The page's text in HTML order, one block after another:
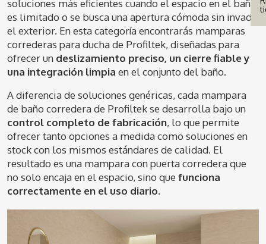
soluciones más eficientes cuando el espacio en el baño
es limitado o se busca una apertura cómoda sin invadir
el exterior. En esta categoría encontrarás mamparas
correderas para ducha de Profiltek, diseñadas para
ofrecer un deslizamiento preciso, un cierre fiable y
una integración limpia en el conjunto del baño.
A diferencia de soluciones genéricas, cada mampara
de baño corredera de Profiltek se desarrolla bajo un
control completo de fabricación, lo que permite
ofrecer tanto opciones a medida como soluciones en
stock con los mismos estándares de calidad. El
resultado es una mampara con puerta corredera que
no solo encaja en el espacio, sino que funciona
correctamente en el uso diario.